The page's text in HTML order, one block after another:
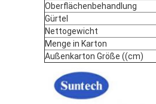
Oberflächenbehandlung
Gürtel
Nettogewicht
Menge in Karton
Außenkarton Größe ((cm)